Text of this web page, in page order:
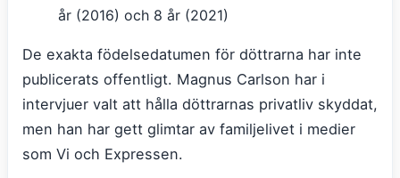
år (2016) och 8 år (2021)
De exakta födelsedatumen för döttrarna har inte
publicerats offentligt. Magnus Carlson har i
intervjuer valt att hålla döttrarnas privatliv skyddat,
men han har gett glimtar av familjelivet i medier
som Vi och Expressen.